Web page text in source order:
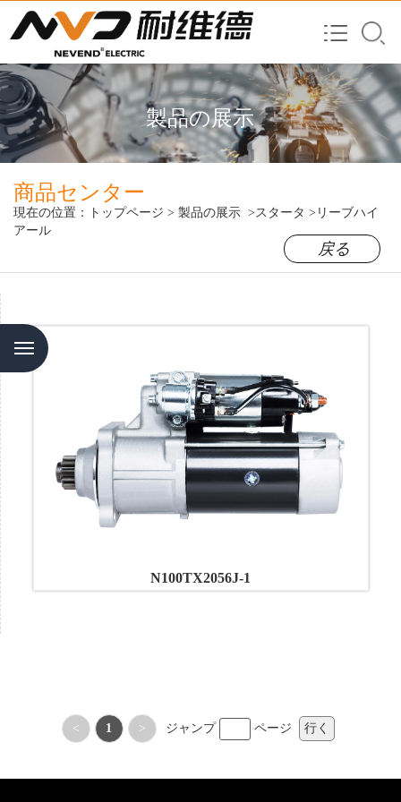
製品の展示
商品センター
現在の位置： トップページ > 製品の展示 >スタータ >リーブハイ
アール
戻る
N100TX2056J-1
< 1 > ジャンプ ページ 行く